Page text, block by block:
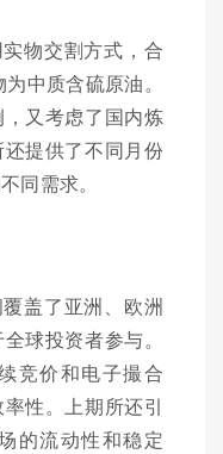
物交割方式，合
中质含硫原油。
又考虑了国内炼
提供了不同月份
同需求。
盖了亚洲、欧洲
球投资者参与。
竞价和电子撮合
性。上期所还引
的流动性和稳定